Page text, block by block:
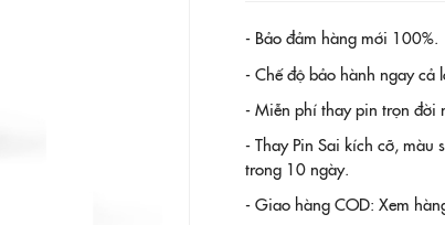
- Bảo đảm hàng mới 100%.
- Chế độ bảo hành ngay cả
- Miễn phí thay pin trọn đời
- Thay Pin Sai kích cỡ, màu
trong 10 ngày.
- Giao hàng COD: Xem